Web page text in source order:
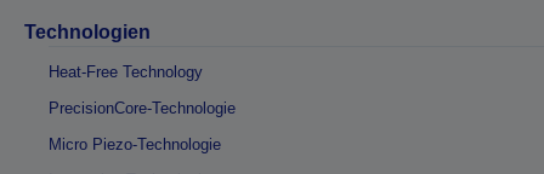
Technologien
Heat-Free Technology
PrecisionCore-Technologie
Micro Piezo-Technologie